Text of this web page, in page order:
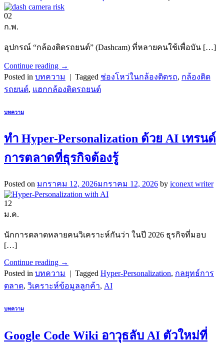
02
ก.พ.
อุปกรณ์ “กล้องติดรถยนต์” (Dashcam) ที่หลายคนใช้เพื่อบัน […]
Continue reading →
Posted in บทความ | Tagged ช่องโหว่ในกล้องติดรถ, กล้องติด
รถยนต์, แฮกกล้องติดรถยนต์
บทความ
ทำ Hyper-Personalization ด้วย AI เทรนด์
การตลาดที่ธุรกิจต้องรู้
Posted on มกราคม 12, 2026มกราคม 12, 2026 by iconext writer
12
ม.ค.
นักการตลาดหลายคนวิเคราะห์กันว่า ในปี 2026 ธุรกิจที่มอบ
[…]
Continue reading →
Posted in บทความ | Tagged Hyper-Personalization, กลยุทธ์การ
ตลาด, วิเคราะห์ข้อมูลลูกค้า, AI
บทความ
Google Code Wiki อาวุธลับ AI ตัวใหม่ที่